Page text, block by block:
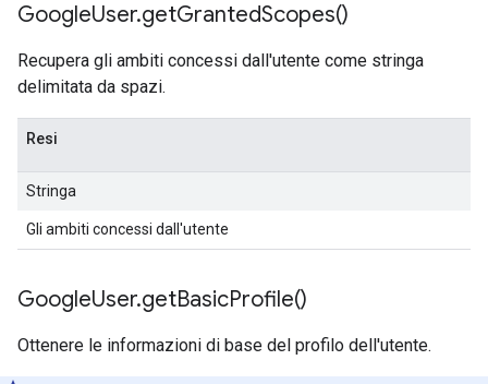
GoogleUser.getGrantedScopes()
Recupera gli ambiti concessi dall'utente come stringa
delimitata da spazi.
Resi
Stringa
Gli ambiti concessi dall'utente
GoogleUser.getBasicProfile()
Ottenere le informazioni di base del profilo dell'utente.